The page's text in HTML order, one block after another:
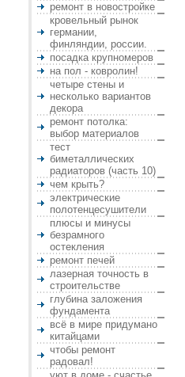
ремонт в новостройке
кровельный рынок
германии,
финляндии, россии.
посадка крупномеров
на пол - ковролин!
четыре стены и
несколько вариантов
декора
ремонт потолка:
выбор материалов
тест
биметаллических
радиаторов (часть 10)
чем крыть?
электрические
полотенцесушители
плюсы и минусы
безрамного
остекления
ремонт печей
лазерная точность в
строительстве
глубина заложения
фундамента
всё в мире придумано
китайцами
чтобы ремонт
радовал!